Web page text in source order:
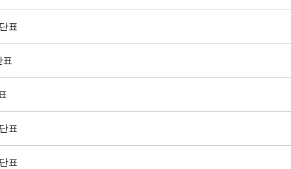
표
표
표
표